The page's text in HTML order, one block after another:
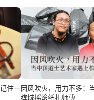
住一因风吹火，用力不多：
槟城摇滚纸扎师傅